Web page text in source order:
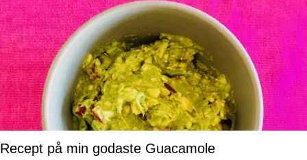
Recept på min godaste Guacamole